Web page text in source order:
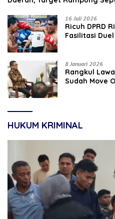
16 Juli 2026
‎Ricuh DPRD
Fasilitasi
8 Januari 2026
Rangkul
Sudah Move
HUKUM KRIMINAL